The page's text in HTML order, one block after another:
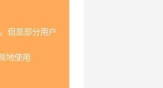
但是部分用户
地使用